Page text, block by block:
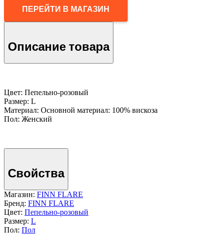
ПЕРЕЙТИ В МАГАЗИН
Описание товара
Цвет: Пепельно-розовый
Размер: L
Материал: Основной материал: 100% вискоза
Пол: Женский
Свойства
Магазин: FINN FLARE
Бренд: FINN FLARE
Цвет: Пепельно-розовый
Размер: L
Пол: Пол